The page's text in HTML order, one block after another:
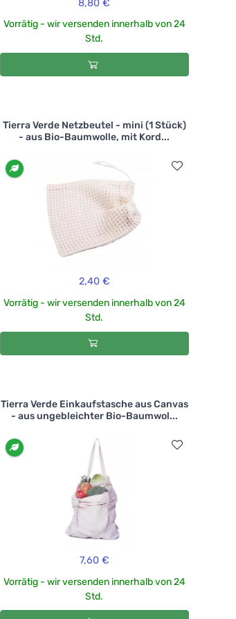
8,80 €
Vorrätig - wir versenden innerhalb von 24
Std.
Tierra Verde Netzbeutel - mini (1 Stück)
- aus Bio-Baumwolle, mit Kord...
2,40 €
Vorrätig - wir versenden innerhalb von 24
Std.
Tierra Verde Einkaufstasche aus Canvas
- aus ungebleichter Bio-Baumwol...
7,60 €
Vorrätig - wir versenden innerhalb von 24
Std.